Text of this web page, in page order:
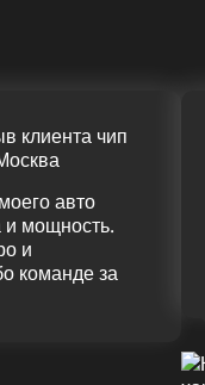
авто
и мощность.
и
команде за